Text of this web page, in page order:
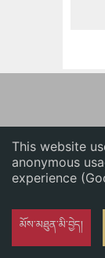
This website
anonymous
experience
མོས་མཐུན་མི་བྱེད།